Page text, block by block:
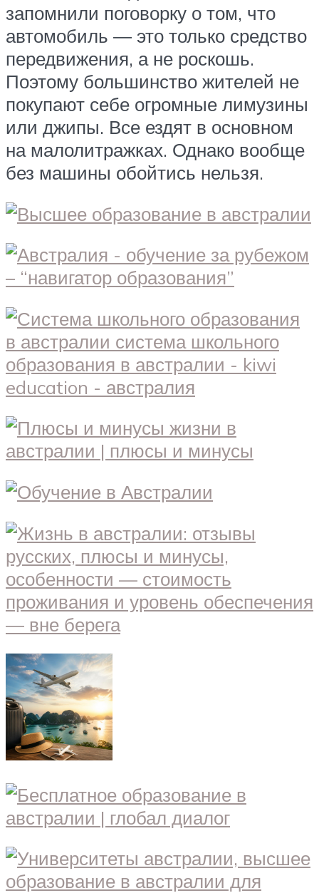
запомнили поговорку о том, что
автомобиль ― это только средство
передвижения, а не роскошь.
Поэтому большинство жителей не
покупают себе огромные лимузины
или джипы. Все ездят в основном
на малолитражках. Однако вообще
без машины обойтись нельзя.